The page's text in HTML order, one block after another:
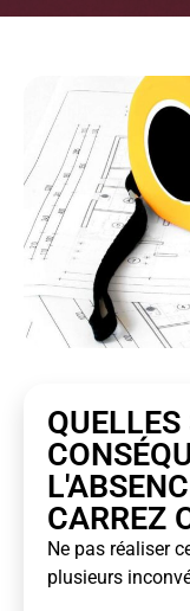
CARREZ
Ne pas réaliser
plusieurs